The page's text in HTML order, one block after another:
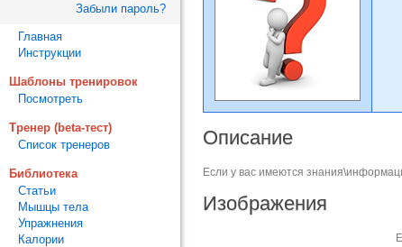
Описание
Если у вас имеются
Изображения
Забыли пароль?
Главная
Инструкции
Шаблоны тренировок
Посмотреть
Тренер (beta-тест)
Список тренеров
Библиотека
Статьи
Мышцы тела
Упражнения
Калории